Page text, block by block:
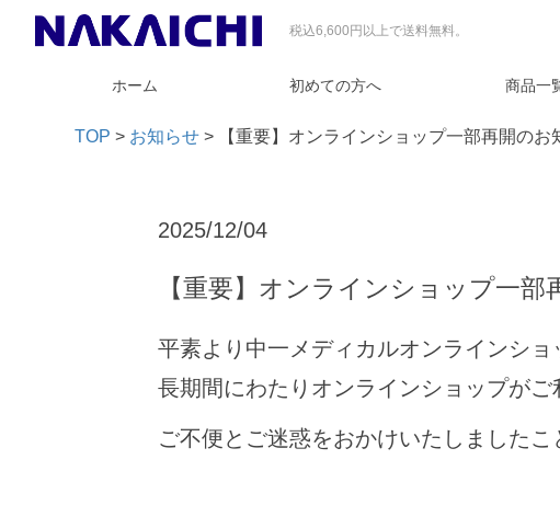
税込6,600円以上で送料無料。
ホーム 初めての方へ 商品一
TOP > お知らせ > 【重要】オンラインショップ一部再開のお
2025/12/04
【重要】オンラインショップ一部
平素より中一メディカルオンラインシ
長期間にわたりオンラインショップがご
ご不便とご迷惑をおかけいたしましたこ